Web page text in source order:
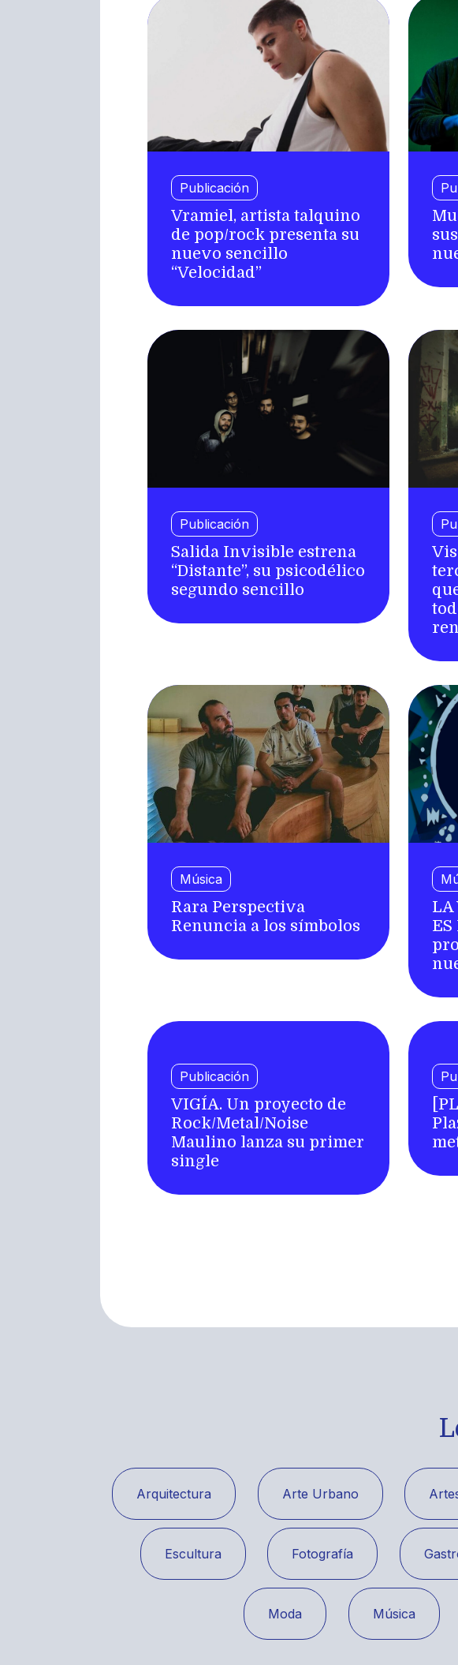
Publicación
Vramiel, artista talquino
de pop/rock presenta su
nuevo sencillo
“Velocidad”
Publicación
Salida Invisible estrena
“Distante”, su psicodélico
segundo sencillo
Música
Rara Perspectiva
Renuncia a los símbolos
LA
Publicación
VIGÍA. Un proyecto de
Rock/Metal/Noise
Maulino lanza su primer
single
Arquitectura Arte Urbano
Escultura Fotografía
Moda Música